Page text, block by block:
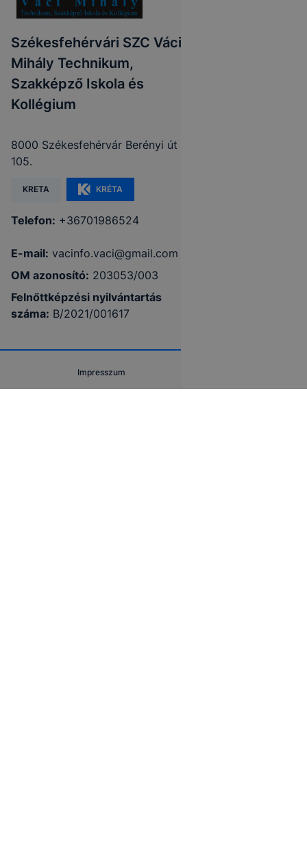
Székesfehérvári SZC Váci
Mihály Technikum,
Szakképző Iskola és
Kollégium
8000 Székesfehérvár Berényi út
105.
KRETA KRÉTA
Telefon: +36701986524
E-mail: vacinfo.vaci@gmail.com
OM azonosító: 203053/003
Felnőttképzési nyilvántartás
száma: B/2021/001617
Impresszum